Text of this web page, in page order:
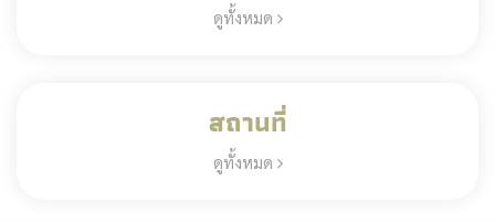
ดูทั้งหมด
สถานที่
ดูทั้งหมด